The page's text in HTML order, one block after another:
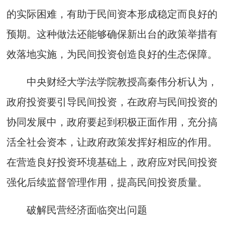
的实际困难，有助于民间资本形成稳定而良好的
预期。这种做法还能够确保新出台的政策举措有
效落地实施，为民间投资创造良好的生态保障。
中央财经大学法学院教授高秦伟分析认为，
政府投资要引导民间投资，在政府与民间投资的
协同发展中，政府要起到积极正面作用，充分搞
活全社会资本，让政府政策发挥好相应的作用。
在营造良好投资环境基础上，政府应对民间投资
强化后续监督管理作用，提高民间投资质量。
破解民营经济面临突出问题